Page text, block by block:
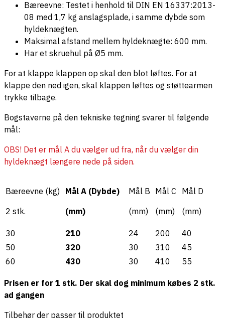
Bæreevne: Testet i henhold til DIN EN 16337:2013-
08 med 1,7 kg anslagsplade, i samme dybde som
hyldeknægten.
Maksimal afstand mellem hyldeknægte: 600 mm.
Har et skruehul på Ø5 mm.
For at klappe klappen op skal den blot løftes. For at
klappe den ned igen, skal klappen løftes og støttearmen
trykke tilbage.
Bogstaverne på den tekniske tegning svarer til følgende
mål:
OBS! Det er mål A du vælger ud fra, når du vælger din
hyldeknægt længere nede på siden.
Bæreevne (kg)
2 stk.
Mål A (Dybde)
(mm)
Mål B
(mm)
Mål C
(mm)
Mål D
(mm)
30 210 24 200
40
50
320 30 310
45
60
430 30 410 55
Prisen er for 1 stk. Der skal dog minimum købes 2 stk.
ad gangen
Tilbehør der passer til produktet